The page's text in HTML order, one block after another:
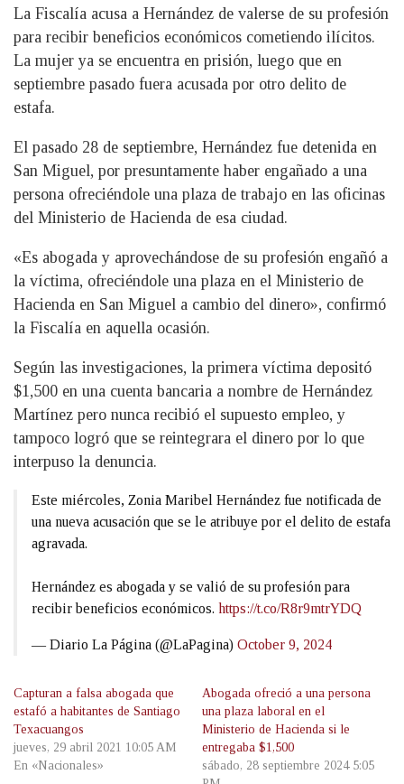
La Fiscalía acusa a Hernández de valerse de su profesión
para recibir beneficios económicos cometiendo ilícitos.
La mujer ya se encuentra en prisión, luego que en
septiembre pasado fuera acusada por otro delito de
estafa.
El pasado 28 de septiembre, Hernández fue detenida en
San Miguel, por presuntamente haber engañado a una
persona ofreciéndole una plaza de trabajo en las oficinas
del Ministerio de Hacienda de esa ciudad.
«Es abogada y aprovechándose de su profesión engañó a
la víctima, ofreciéndole una plaza en el Ministerio de
Hacienda en San Miguel a cambio del dinero», confirmó
la Fiscalía en aquella ocasión.
Según las investigaciones, la primera víctima depositó
$1,500 en una cuenta bancaria a nombre de Hernández
Martínez pero nunca recibió el supuesto empleo, y
tampoco logró que se reintegrara el dinero por lo que
interpuso la denuncia.
Este miércoles, Zonia Maribel Hernández fue notificada de
una nueva acusación que se le atribuye por el delito de estafa
agravada.
Hernández es abogada y se valió de su profesión para
recibir beneficios económicos. https://t.co/R8r9mtrYDQ
— Diario La Página (@LaPagina) October 9, 2024
Capturan a falsa abogada que
estafó a habitantes de Santiago
Texacuangos
jueves, 29 abril 2021 10:05 AM
En «Nacionales»
Abogada ofreció a una persona
una plaza laboral en el
Ministerio de Hacienda si le
entregaba $1,500
sábado, 28 septiembre 2024 5:05